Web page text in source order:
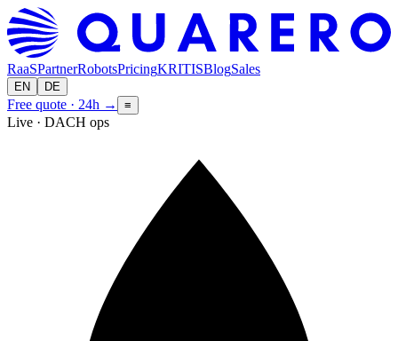
RaaSPartnerRobotsPricingKRITISBlogSales
EN DE
Free quote · 24h → ≡
Live · DACH ops